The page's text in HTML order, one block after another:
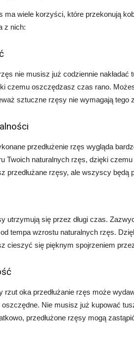
ma wiele korzyści, które przekonują
z nich:
nie musisz już codziennie
czemu oszczędzasz czas rano.
sztuczne rzęsy nie wymagają tego
przedłużenie rzęs wygląda
Twoich naturalnych rzęs, dzięki
przedłużane rzęsy, ale wszyscy będą
utrzymują się przez długi czas.
tempa wzrostu naturalnych rzęs.
cieszyć się pięknym spojrzeniem
rzut oka przedłużanie rzęs może
Nie musisz już kupować
przedłużone rzęsy mogą